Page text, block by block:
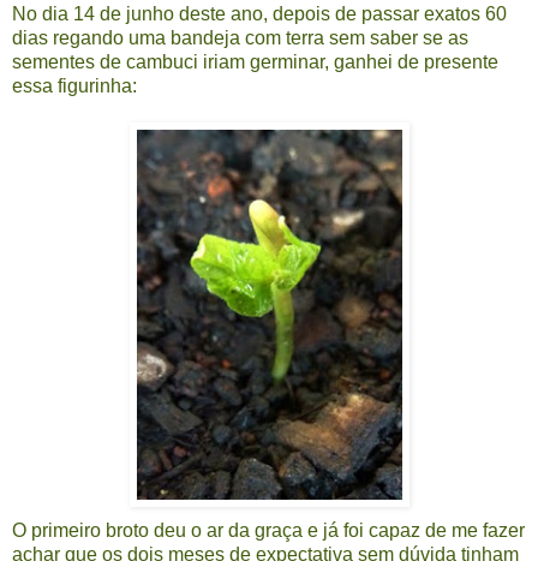
No dia 14 de junho deste ano, depois de passar exatos 60
dias regando uma bandeja com terra sem saber se as
sementes de cambuci iriam germinar, ganhei de presente
essa figurinha:
O primeiro broto deu o ar da graça e já foi capaz de me fazer
achar que os dois meses de expectativa sem dúvida tinham